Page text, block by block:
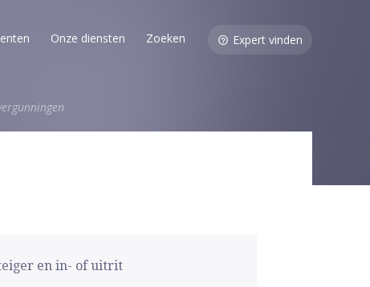
Onze diensten Zoeken Expert vinden
en in- of uitrit